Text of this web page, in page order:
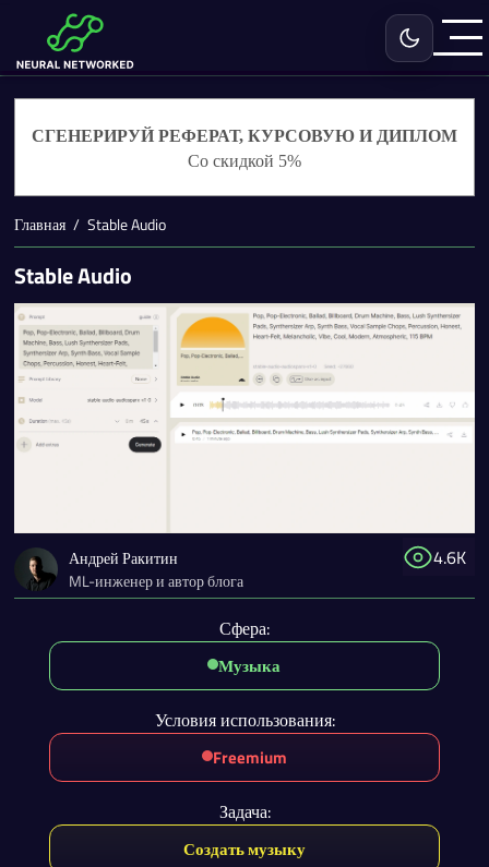
Включить
СГЕНЕРИРУЙ РЕФЕРАТ, КУРСОВУЮ И ДИПЛОМ
Со скидкой 5%
Главная Stable Audio
Stable Audio
4.6K
Андрей Ракитин
ML-инженер и автор блога
Сфера:
Музыка
Условия использования:
Freemium
Задача:
Создать музыку